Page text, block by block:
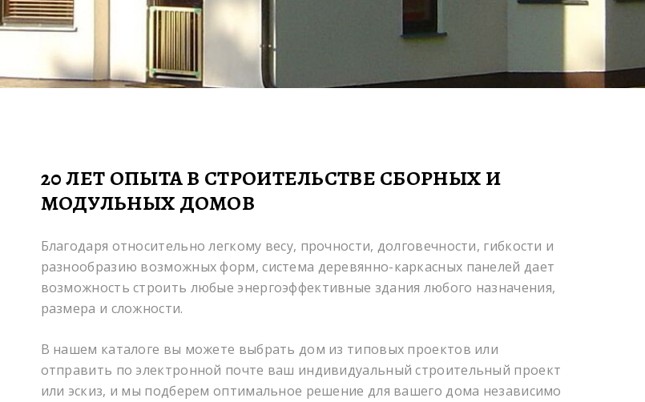
20 ЛЕТ ОПЫТА В СТРОИТЕЛЬСТВЕ СБОРНЫХ И
МОДУЛЬНЫХ ДОМОВ
Благодаря относительно легкому весу, прочности, долговечности, гибкости и
разнообразию возможных форм, система деревяннo-каркасных панелей дает
возможность строить любые энергоэффективные здания любого назначения,
размера и сложности.
В нашем каталоге вы можете выбрать дом из типовых проектов или
отправить по электронной почте ваш индивидуальный строительный проект
или эскиз, и мы подберем оптимальное решение для вашего дома независимо